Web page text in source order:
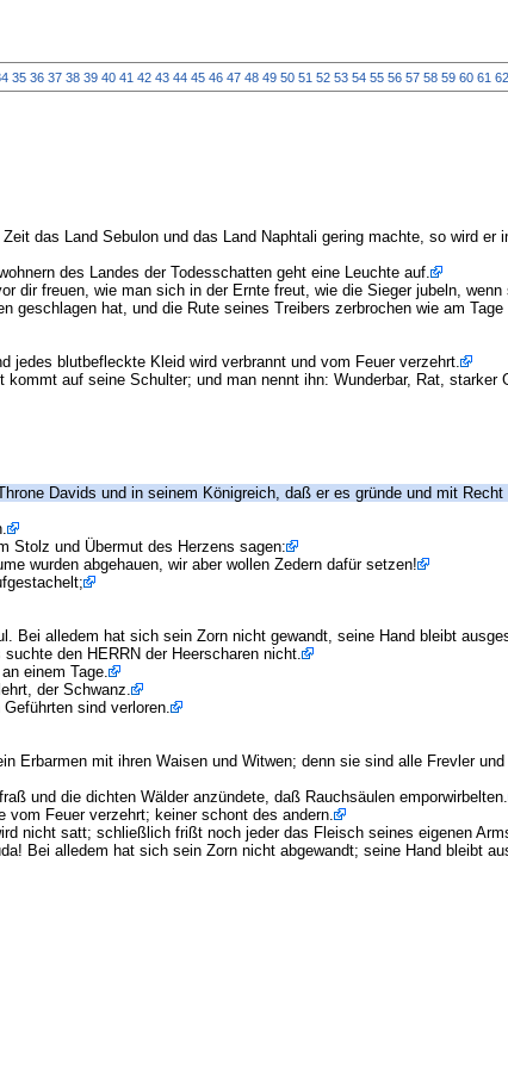
35 36 37 38 39 40 41 42 43 44 45 46 47 48 49 50 51 52 53 54 55 56 57 58 59 60 61 62
das Land Sebulon und das Land Naphtali gering machte, so wird
des Landes der Todesschatten geht eine Leuchte auf.
dir freuen, wie man sich in der Ernte freut, wie die Sieger jubeln, wenn
hat, und die Rute seines Treibers zerbrochen wie am Tage
jedes blutbefleckte Kleid wird verbrannt und vom Feuer verzehrt.
auf seine Schulter; und man nennt ihn: Wunderbar, Rat, starker
Davids und in seinem Königreich, daß er es gründe und mit
Stolz und Übermut des Herzens sagen:
wurden abgehauen, wir aber wollen Zedern dafür setzen!
Bei alledem hat sich sein Zorn nicht gewandt, seine Hand bleibt
den HERRN der Heerscharen nicht.
einem Tage.
der Schwanz.
sind verloren.
Erbarmen mit ihren Waisen und Witwen; denn sie sind alle Frevler
und die dichten Wälder anzündete, daß Rauchsäulen emporwirbelten.
vom Feuer verzehrt; keiner schont des andern.
nicht satt; schließlich frißt noch jeder das Fleisch seines eigenen
Bei alledem hat sich sein Zorn nicht abgewandt; seine Hand bleibt